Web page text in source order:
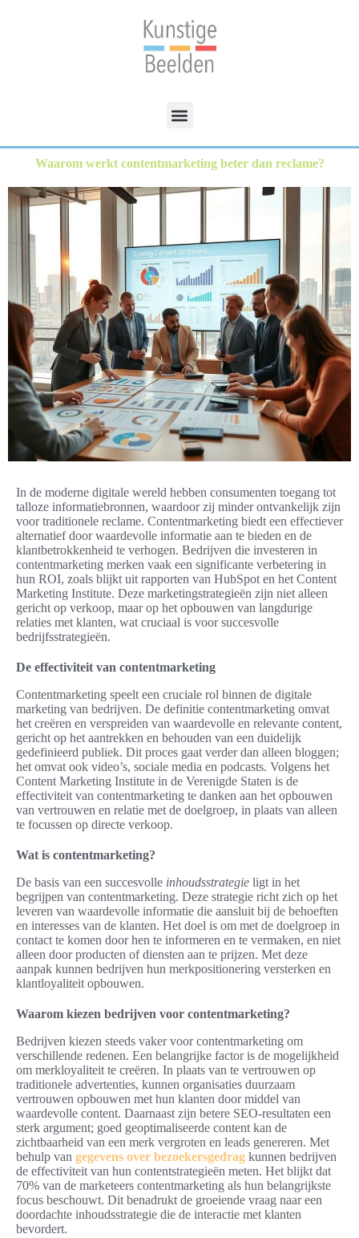
Waarom werkt contentmarketing beter dan reclame?
In de moderne digitale wereld hebben consumenten toegang tot
talloze informatiebronnen, waardoor zij minder ontvankelijk zijn
voor traditionele reclame. Contentmarketing biedt een effectiever
alternatief door waardevolle informatie aan te bieden en de
klantbetrokkenheid te verhogen. Bedrijven die investeren in
contentmarketing merken vaak een significante verbetering in
hun ROI, zoals blijkt uit rapporten van HubSpot en het Content
Marketing Institute. Deze marketingstrategieën zijn niet alleen
gericht op verkoop, maar op het opbouwen van langdurige
relaties met klanten, wat cruciaal is voor succesvolle
bedrijfsstrategieën.
De effectiviteit van contentmarketing
Contentmarketing speelt een cruciale rol binnen de digitale
marketing van bedrijven. De definitie contentmarketing omvat
het creëren en verspreiden van waardevolle en relevante content,
gericht op het aantrekken en behouden van een duidelijk
gedefinieerd publiek. Dit proces gaat verder dan alleen bloggen;
het omvat ook video’s, sociale media en podcasts. Volgens het
Content Marketing Institute in de Verenigde Staten is de
effectiviteit van contentmarketing te danken aan het opbouwen
van vertrouwen en relatie met de doelgroep, in plaats van alleen
te focussen op directe verkoop.
Wat is contentmarketing?
De basis van een succesvolle inhoudsstrategie ligt in het
begrijpen van contentmarketing. Deze strategie richt zich op het
leveren van waardevolle informatie die aansluit bij de behoeften
en interesses van de klanten. Het doel is om met de doelgroep in
contact te komen door hen te informeren en te vermaken, en niet
alleen door producten of diensten aan te prijzen. Met deze
aanpak kunnen bedrijven hun merkpositionering versterken en
klantloyaliteit opbouwen.
Waarom kiezen bedrijven voor contentmarketing?
Bedrijven kiezen steeds vaker voor contentmarketing om
verschillende redenen. Een belangrijke factor is de mogelijkheid
om merkloyaliteit te creëren. In plaats van te vertrouwen op
traditionele advertenties, kunnen organisaties duurzaam
vertrouwen opbouwen met hun klanten door middel van
waardevolle content. Daarnaast zijn betere SEO-resultaten een
sterk argument; goed geoptimaliseerde content kan de
zichtbaarheid van een merk vergroten en leads genereren. Met
behulp van gegevens over bezoekersgedrag kunnen bedrijven
de effectiviteit van hun contentstrategieën meten. Het blijkt dat
70% van de marketeers contentmarketing als hun belangrijkste
focus beschouwt. Dit benadrukt de groeiende vraag naar een
doordachte inhoudsstrategie die de interactie met klanten
bevordert.